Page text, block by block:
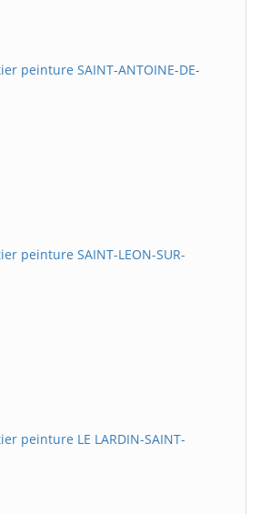
peinture SAINT-ANTOINE-DE-
peinture SAINT-LEON-SUR-
peinture LE LARDIN-SAINT-